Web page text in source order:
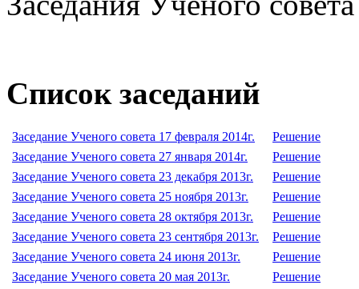
Список заседаний
Заседание Ученого совета 17 февраля 2014г.
Решение
Заседание Ученого совета 27 января 2014г.
Решение
Заседание Ученого совета 23 декабря 2013г.
Решение
Заседание Ученого совета 25 ноября 2013г.
Решение
Заседание Ученого совета 28 октября 2013г.
Решение
Заседание Ученого совета 23 сентября 2013г.
Решение
Заседание Ученого совета 24 июня 2013г.
Решение
Заседание Ученого совета 20 мая 2013г.
Решение